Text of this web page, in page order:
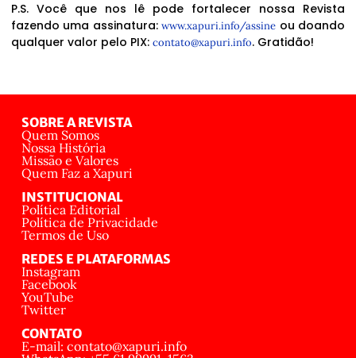
P.S. Você que nos lê pode fortalecer nossa Revista
fazendo uma assinatura:www.xapuri.info/assine ou doando
qualquer valor pelo PIX: contato@xapuri.info. Gratidão!
SOBRE A REVISTA
Quem Somos
Nossa História
Missão e Valores
Quem Faz a Xapuri
INSTITUCIONAL
Política Editorial
Política de Privacidade
Termos de Uso
REDES E PLATAFORMAS
Instagram
Facebook
YouTube
Twitter
CONTATO
E-mail: contato@xapuri.info